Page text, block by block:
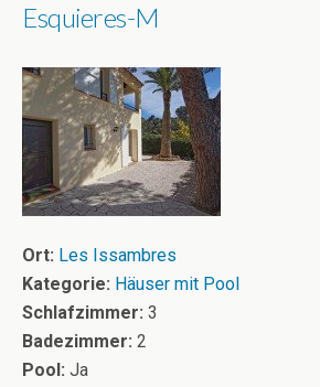
Esquieres-M
Ort: Les Issambres
Kategorie: Häuser mit Pool
Schlafzimmer: 3
Badezimmer: 2
Pool: Ja